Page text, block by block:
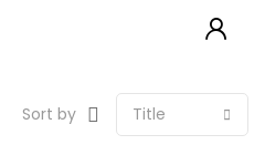
Sort by